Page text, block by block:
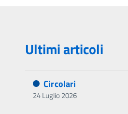
Ultimi articoli
Circolari
24 Luglio 2026